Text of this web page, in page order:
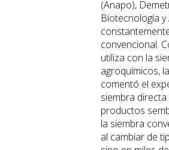
(Anapo),
Biotecnología
convencional.
utiliza con la
agroquímicos,
comentó el
siembra
productos
la siembra
al cambiar de